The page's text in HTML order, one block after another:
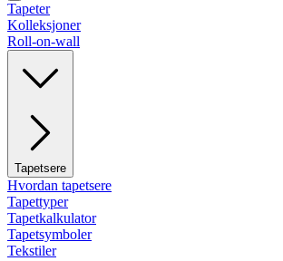
Tapeter
Kolleksjoner
Roll-on-wall
Tapetsere
Hvordan tapetsere
Tapettyper
Tapetkalkulator
Tapetsymboler
Tekstiler